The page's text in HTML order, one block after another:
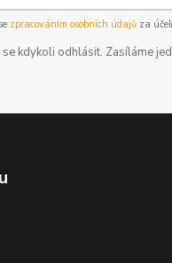
zpracováním osobních údajůza
se kdykoli odhlásit. Zasíláme